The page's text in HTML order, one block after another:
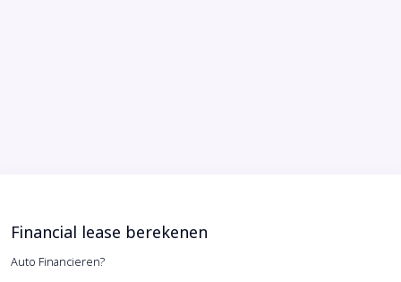
Financial lease berekenen
Auto Financieren?